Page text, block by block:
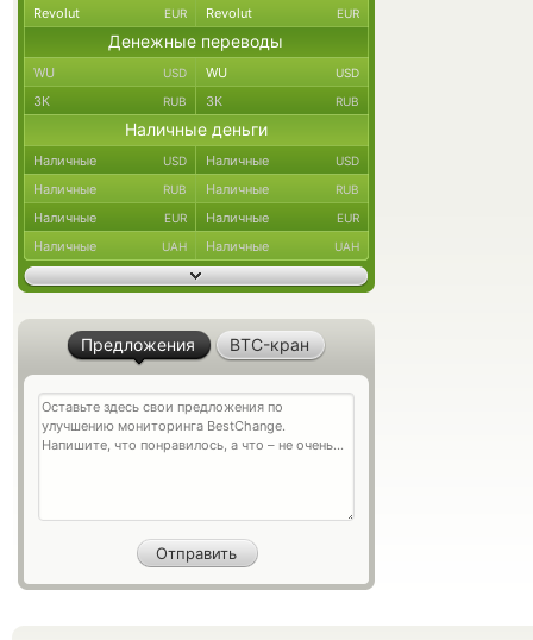
Revolut EUR Revolut EUR
Денежные переводы
WU USD WU USD
ЗК RUB ЗК RUB
Наличные деньги
Наличные USD Наличные USD
Наличные RUB Наличные RUB
Наличные EUR Наличные EUR
Наличные UAH Наличные UAH
Предложения BTC-кран